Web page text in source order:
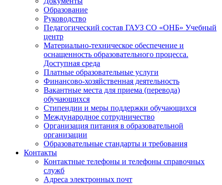
Образование
Руководство
Педагогический состав ГАУЗ СО «ОНБ» Учебный
центр
Материально-техническое обеспечение и
оснащенность образовательного процесса.
Доступная среда
Платные образовательные услуги
Финансово-хозяйственная деятельность
Вакантные места для приема (перевода)
обучающихся
Стипендии и меры поддержки обучающихся
Международное сотрудничество
Организация питания в образовательной
организации
Образовательные стандарты и требования
Контакты
Контактные телефоны и телефоны справочных
служб
Адреса электронных почт